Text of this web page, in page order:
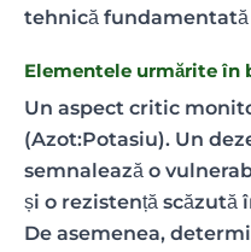
tehnică
Elementele urmărite în
Un aspect critic
(Azot:Potasiu). Un
semnalează o
și o rezistență
De asemenea,